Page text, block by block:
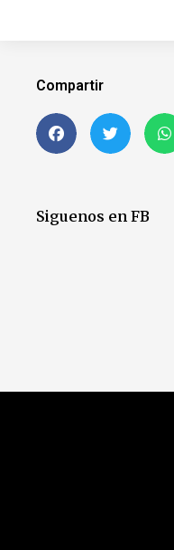
Compartir
Siguenos en FB